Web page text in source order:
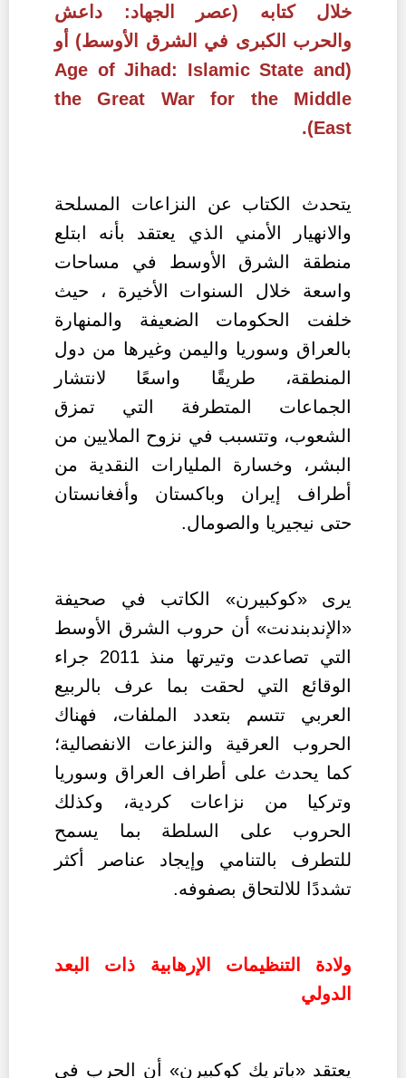
خلال كتابه (عصر الجهاد: داعش
والحرب الكبرى في الشرق الأوسط) أو
(
Age of Jihad: Islamic State and
the Great War for the Middle
East
).
يتحدث الكتاب عن النزاعات المسلحة
والانهيار الأمني الذي يعتقد بأنه ابتلع
منطقة الشرق الأوسط في مساحات
واسعة خلال السنوات الأخيرة ، حيث
خلفت الحكومات الضعيفة والمنهارة
بالعراق وسوريا واليمن وغيرها من دول
المنطقة، طريقًا واسعًا لانتشار
الجماعات المتطرفة التي تمزق
الشعوب، وتتسبب في نزوح الملايين من
البشر، وخسارة المليارات النقدية من
أطراف إيران وباكستان وأفغانستان
حتى نيجيريا والصومال.
يرى «كوكبيرن» الكاتب في صحيفة
«الإندبندنت» أن حروب الشرق الأوسط
التي تصاعدت وتيرتها منذ 2011 جراء
الوقائع التي لحقت بما عرف بالربيع
العربي تتسم بتعدد الملفات، فهناك
الحروب العرقية والنزعات الانفصالية؛
كما يحدث على أطراف العراق وسوريا
وتركيا من نزاعات كردية، وكذلك
الحروب على السلطة بما يسمح
للتطرف بالتنامي وإيجاد عناصر أكثر
تشددًا للالتحاق بصفوفه.
ولادة التنظيمات الإرهابية ذات البعد
الدولي
يعتقد «باتريك كوكبيرن» أن الحرب في